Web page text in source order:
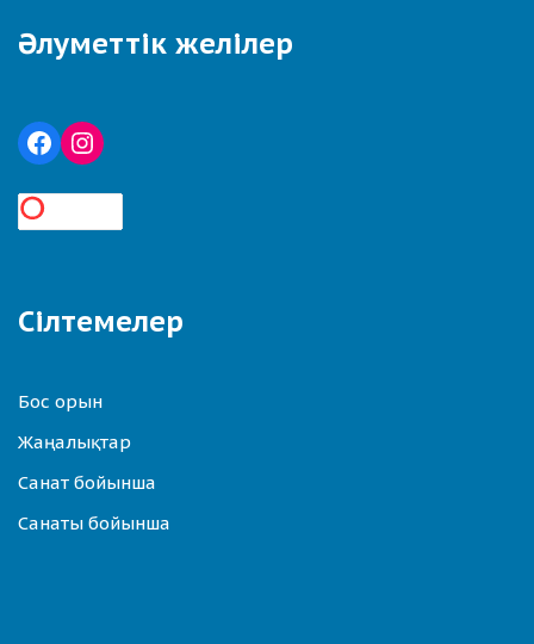
Әлуметтік желілер
Сілтемелер
Бос орын
Жаңалықтар
Санат бойынша
Санаты бойынша